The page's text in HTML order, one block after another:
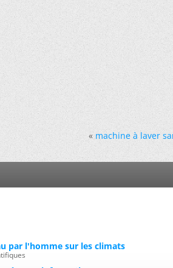
« machine à laver
par l'homme sur les climats